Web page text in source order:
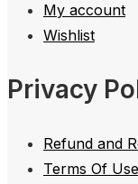
My account
Wishlist
Privacy
Refund and
Terms Of Use